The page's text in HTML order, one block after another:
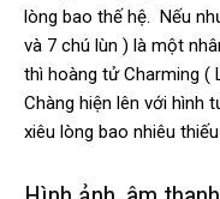
lòng bao thế hệ. Nếu
và 7 chú lùn ) là một
thì hoàng tử Charming (
Chàng hiện lên với hình
xiêu lòng bao nhiêu